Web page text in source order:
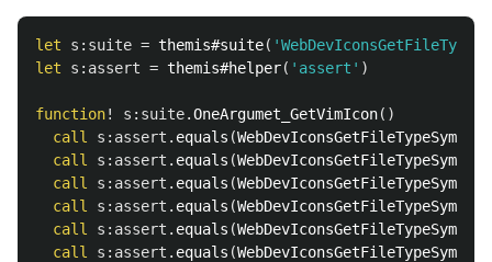
let s:suite = themis#suite(
let
s:assert = themis#helper( 'assert' )
function! s:suite.OneArgumet_GetVimIcon()
call
s:assert . equals (WebDevIconsGetFileTypeSymbol
call
s:assert . equals (WebDevIconsGetFileTypeSymbol
call
s:assert . equals (WebDevIconsGetFileTypeSymbol
call
s:assert . equals (WebDevIconsGetFileTypeSymbol
call
s:assert . equals (WebDevIconsGetFileTypeSymbol
call
s:assert . equals (WebDevIconsGetFileTypeSymbol